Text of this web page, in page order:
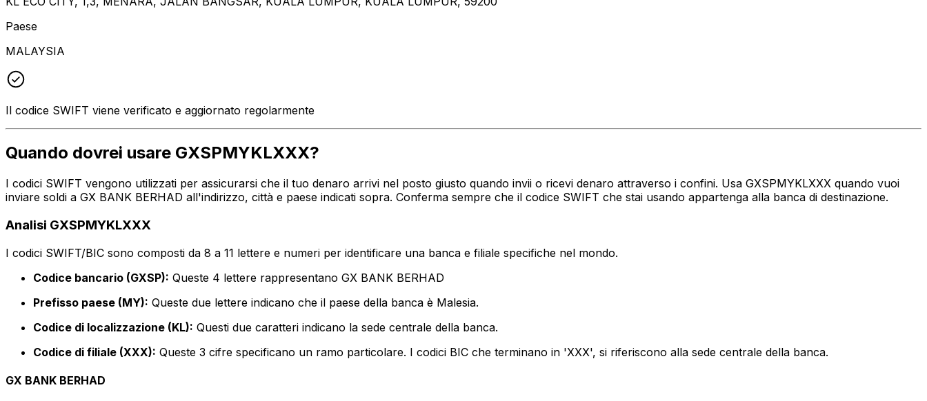
Paese
MALAYSIA
Il codice SWIFT viene verificato e aggiornato regolarmente
Quando dovrei usare GXSPMYKLXXX?
I codici SWIFT vengono utilizzati per assicurarsi che il tuo denaro arrivi nel posto giusto quando invii o ricevi denaro attraverso i confini. Usa GXSPMYKLXXX quando vuoi
inviare soldi a GX BANK BERHAD all'indirizzo, città e paese indicati sopra. Conferma sempre che il codice SWIFT che stai usando appartenga alla banca di destinazione.
Analisi GXSPMYKLXXX
I codici SWIFT/BIC sono composti da 8 a 11 lettere e numeri per identificare una banca e filiale specifiche nel mondo.
Codice bancario (GXSP): Queste 4 lettere rappresentano GX BANK BERHAD
Prefisso paese (MY): Queste due lettere indicano che il paese della banca è Malesia.
Codice di localizzazione (KL): Questi due caratteri indicano la sede centrale della banca.
Codice di filiale (XXX): Queste 3 cifre specificano un ramo particolare. I codici BIC che terminano in 'XXX', si riferiscono alla sede centrale della banca.
GX BANK BERHAD